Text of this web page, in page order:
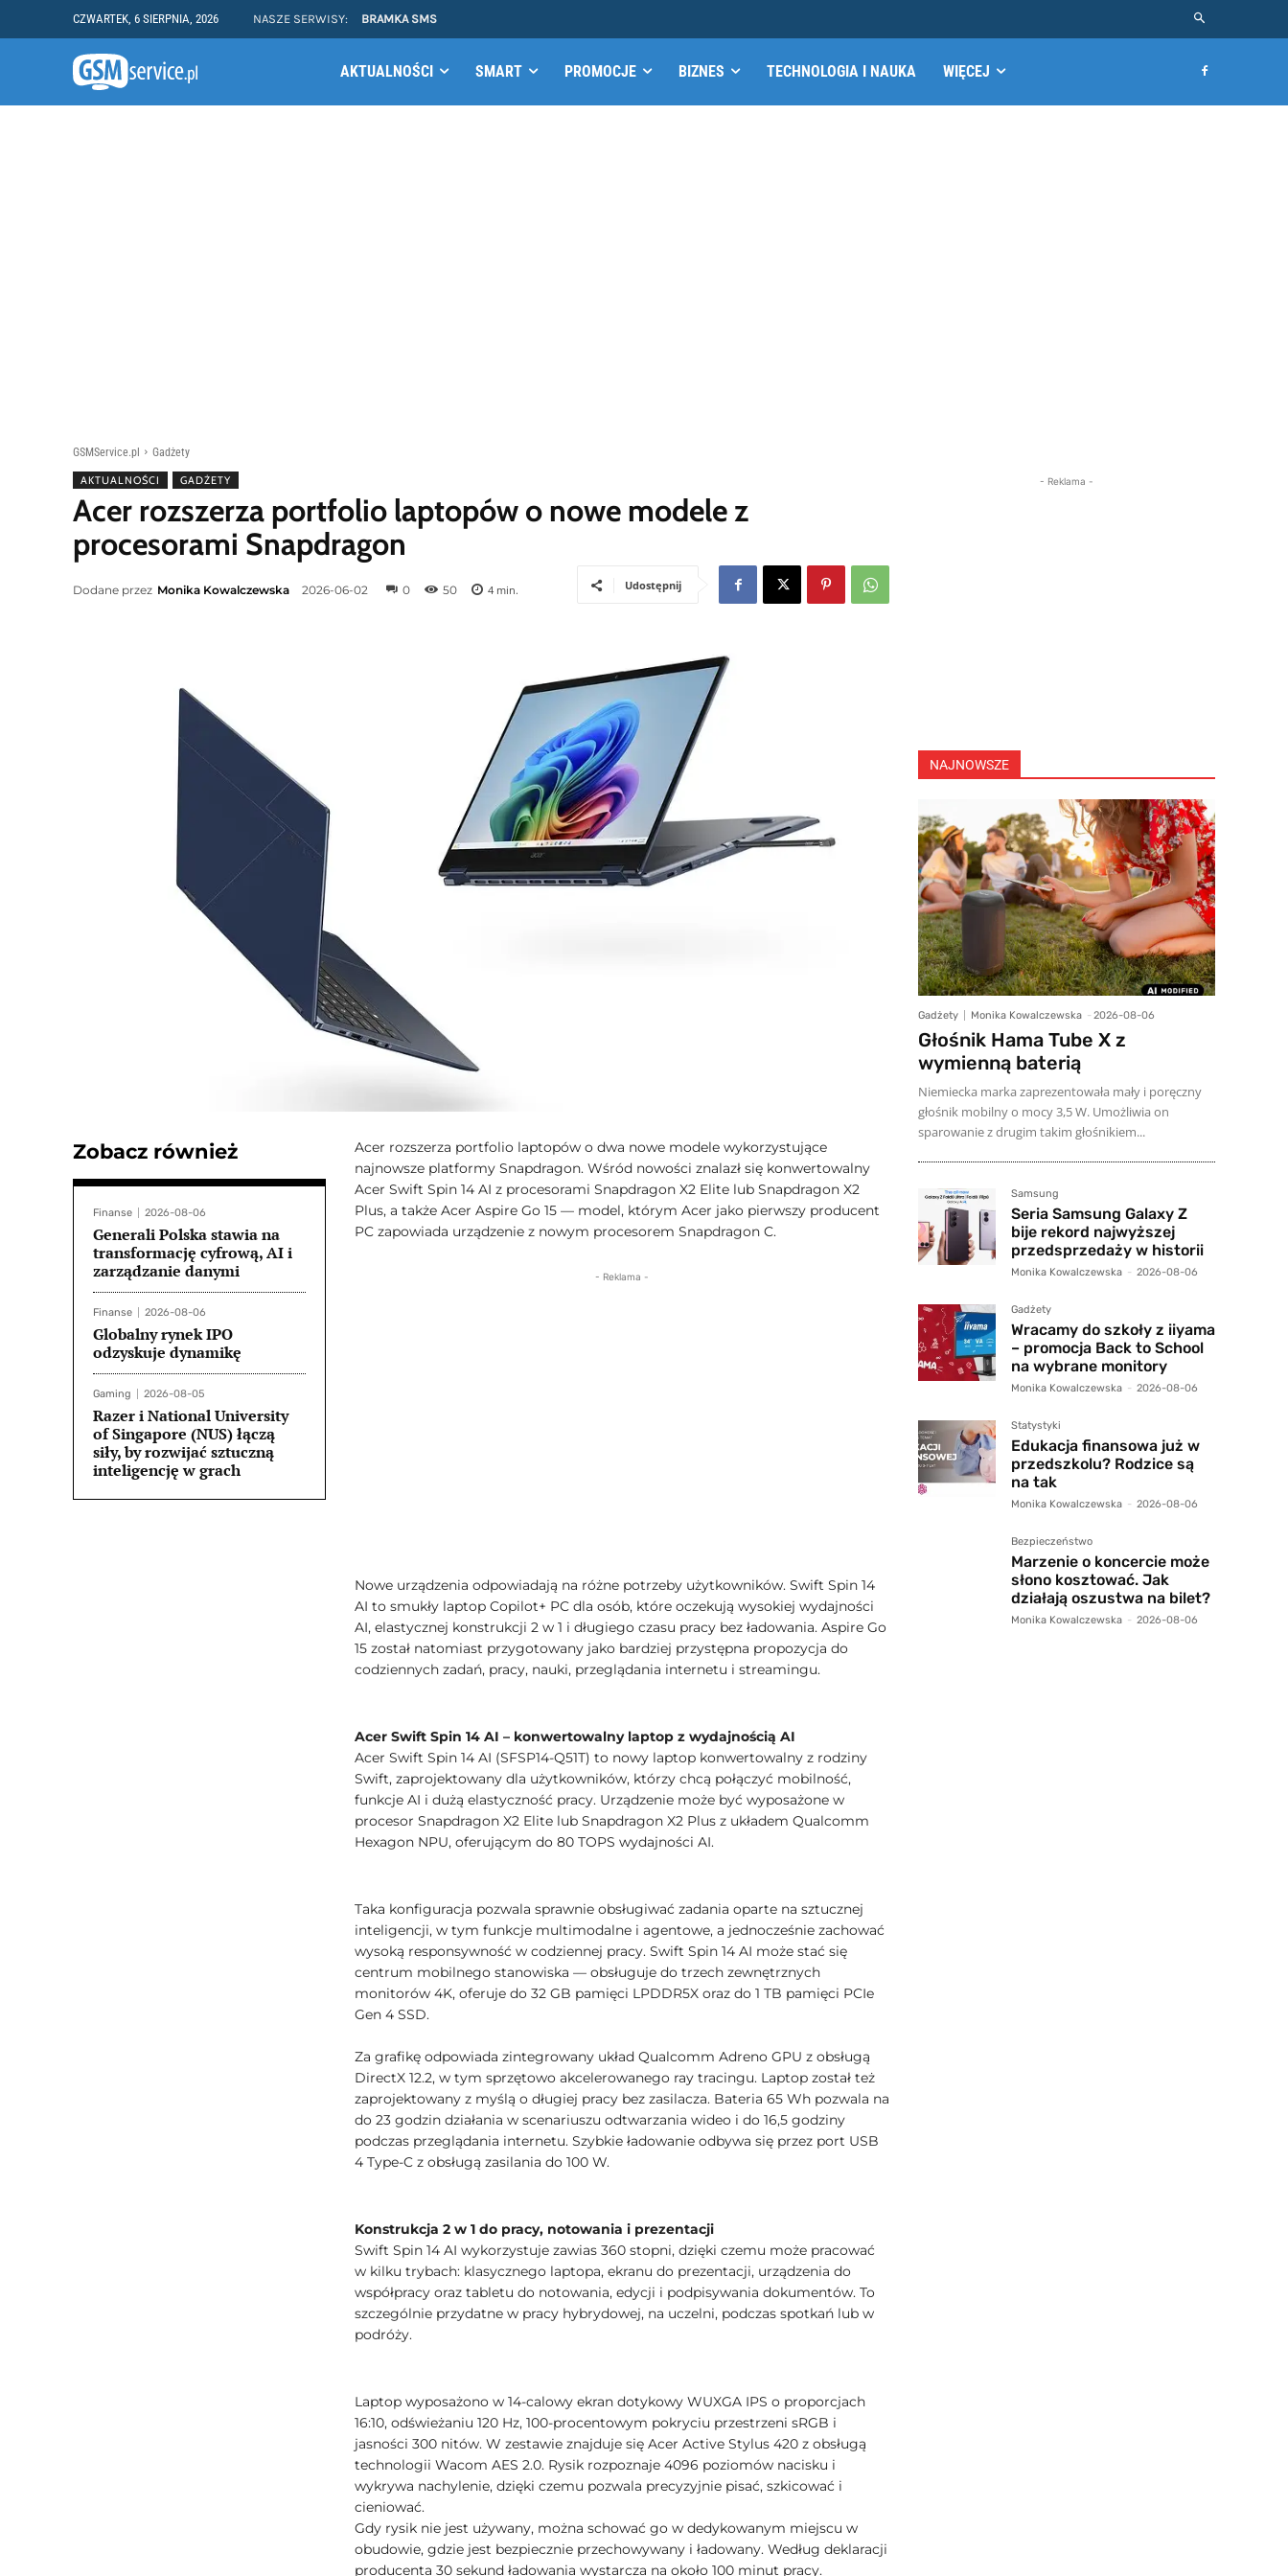
CZWARTEK, 6 SIERPNIA, 2026 NASZE SERWISY: BRAMKA SMS
AKTUALNOŚCI SMART PROMOCJE BIZNES TECHNOLOGIA I NAUKA WIĘCEJ
GSMService.pl Gadżety
AKTUALNOŚCI GADŻETY
Acer rozszerza portfolio laptopów o nowe modele z
procesorami Snapdragon
Dodane przez Monika Kowalczewska 2026-06-02 0 50 4 min. Udostępnij
Zobacz również
Finanse 2026-08-06
Generali Polska stawia na
transformację cyfrową, AI i
zarządzanie danymi
Finanse 2026-08-06
Globalny rynek IPO
odzyskuje dynamikę
Gaming 2026-08-05
Razer i National University
of Singapore (NUS) łączą
siły, by rozwijać sztuczną
inteligencję w grach
Acer rozszerza portfolio laptopów o dwa nowe modele wykorzystujące
najnowsze platformy Snapdragon. Wśród nowości znalazł się konwertowalny
Acer Swift Spin 14 AI z procesorami Snapdragon X2 Elite lub Snapdragon X2
Plus, a także Acer Aspire Go 15 — model, którym Acer jako pierwszy producent
PC zapowiada urządzenie z nowym procesorem Snapdragon C.
- Reklama -
Nowe urządzenia odpowiadają na różne potrzeby użytkowników. Swift Spin 14
AI to smukły laptop Copilot+ PC dla osób, które oczekują wysokiej wydajności
AI, elastycznej konstrukcji 2 w 1 i długiego czasu pracy bez ładowania. Aspire Go
15 został natomiast przygotowany jako bardziej przystępna propozycja do
codziennych zadań, pracy, nauki, przeglądania internetu i streamingu.
Acer Swift Spin 14 AI – konwertowalny laptop z wydajnością AI
Acer Swift Spin 14 AI (SFSP14-Q51T) to nowy laptop konwertowalny z rodziny
Swift, zaprojektowany dla użytkowników, którzy chcą połączyć mobilność,
funkcje AI i dużą elastyczność pracy. Urządzenie może być wyposażone w
procesor Snapdragon X2 Elite lub Snapdragon X2 Plus z układem Qualcomm
Hexagon NPU, oferującym do 80 TOPS wydajności AI.
Taka konfiguracja pozwala sprawnie obsługiwać zadania oparte na sztucznej
inteligencji, w tym funkcje multimodalne i agentowe, a jednocześnie zachować
wysoką responsywność w codziennej pracy. Swift Spin 14 AI może stać się
centrum mobilnego stanowiska — obsługuje do trzech zewnętrznych
monitorów 4K, oferuje do 32 GB pamięci LPDDR5X oraz do 1 TB pamięci PCIe
Gen 4 SSD.
Za grafikę odpowiada zintegrowany układ Qualcomm Adreno GPU z obsługą
DirectX 12.2, w tym sprzętowo akcelerowanego ray tracingu. Laptop został też
zaprojektowany z myślą o długiej pracy bez zasilacza. Bateria 65 Wh pozwala na
do 23 godzin działania w scenariuszu odtwarzania wideo i do 16,5 godziny
podczas przeglądania internetu. Szybkie ładowanie odbywa się przez port USB
4 Type-C z obsługą zasilania do 100 W.
Konstrukcja 2 w 1 do pracy, notowania i prezentacji
Swift Spin 14 AI wykorzystuje zawias 360 stopni, dzięki czemu może pracować
w kilku trybach: klasycznego laptopa, ekranu do prezentacji, urządzenia do
współpracy oraz tabletu do notowania, edycji i podpisywania dokumentów. To
szczególnie przydatne w pracy hybrydowej, na uczelni, podczas spotkań lub w
podróży.
Laptop wyposażono w 14-calowy ekran dotykowy WUXGA IPS o proporcjach
16:10, odświeżaniu 120 Hz, 100-procentowym pokryciu przestrzeni sRGB i
jasności 300 nitów. W zestawie znajduje się Acer Active Stylus 420 z obsługą
technologii Wacom AES 2.0. Rysik rozpoznaje 4096 poziomów nacisku i
wykrywa nachylenie, dzięki czemu pozwala precyzyjnie pisać, szkicować i
cieniować.
Gdy rysik nie jest używany, można schować go w dedykowanym miejscu w
obudowie, gdzie jest bezpiecznie przechowywany i ładowany. Według deklaracji
producenta 30 sekund ładowania wystarcza na około 100 minut pracy.
- Reklama -
NAJNOWSZE
Gadżety Monika Kowalczewska - 2026-08-06
Głośnik Hama Tube X z
wymienną baterią
Niemiecka marka zaprezentowała mały i poręczny
głośnik mobilny o mocy 3,5 W. Umożliwia on
sparowanie z drugim takim głośnikiem...
Samsung
Seria Samsung Galaxy Z
bije rekord najwyższej
przedsprzedaży w historii
Monika Kowalczewska - 2026-08-06
Gadżety
Wracamy do szkoły z iiyama
– promocja Back to School
na wybrane monitory
Monika Kowalczewska - 2026-08-06
Statystyki
Edukacja finansowa już w
przedszkolu? Rodzice są
na tak
Monika Kowalczewska - 2026-08-06
Bezpieczeństwo
Marzenie o koncercie może
słono kosztować. Jak
działają oszustwa na bilet?
Monika Kowalczewska - 2026-08-06